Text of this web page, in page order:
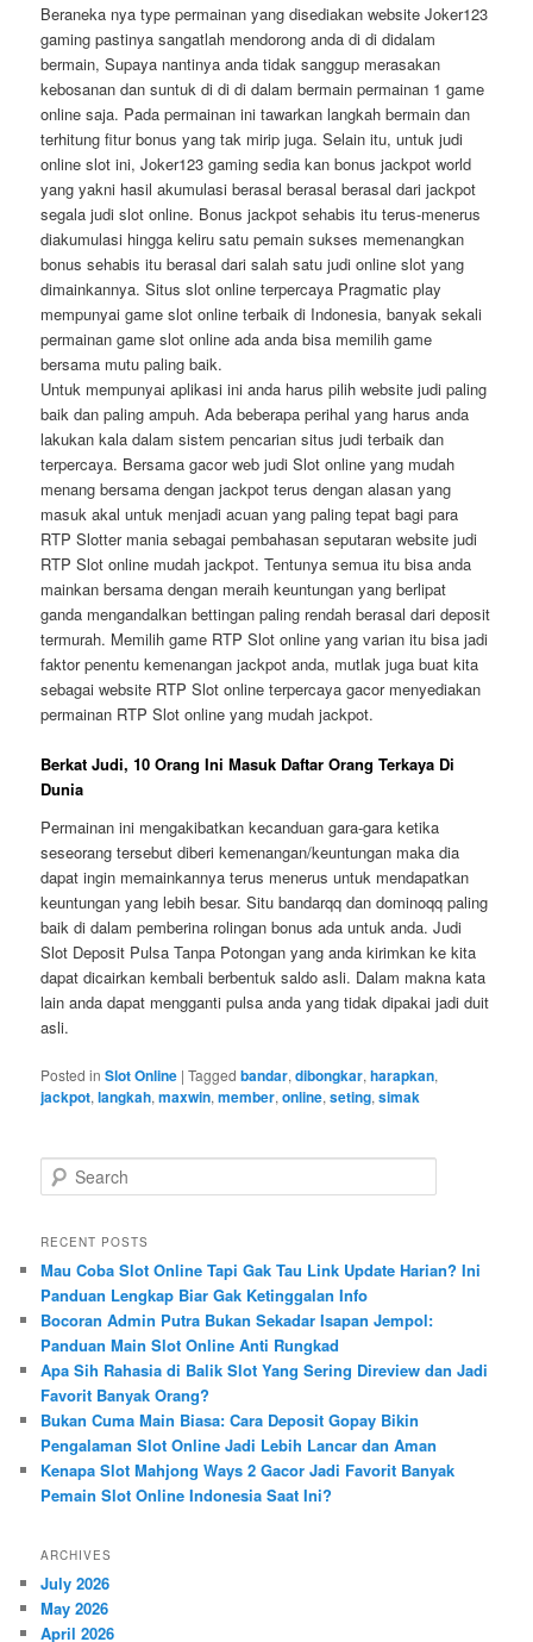
Beraneka nya type permainan yang disediakan website Joker123
gaming pastinya sangatlah mendorong anda di di didalam
bermain, Supaya nantinya anda tidak sanggup merasakan
kebosanan dan suntuk di di di dalam bermain permainan 1 game
online saja. Pada permainan ini tawarkan langkah bermain dan
terhitung fitur bonus yang tak mirip juga. Selain itu, untuk judi
online slot ini, Joker123 gaming sedia kan bonus jackpot world
yang yakni hasil akumulasi berasal berasal berasal dari jackpot
segala judi slot online. Bonus jackpot sehabis itu terus-menerus
diakumulasi hingga keliru satu pemain sukses memenangkan
bonus sehabis itu berasal dari salah satu judi online slot yang
dimainkannya. Situs slot online terpercaya Pragmatic play
mempunyai game slot online terbaik di Indonesia, banyak sekali
permainan game slot online ada anda bisa memilih game
bersama mutu paling baik.
Untuk mempunyai aplikasi ini anda harus pilih website judi paling
baik dan paling ampuh. Ada beberapa perihal yang harus anda
lakukan kala dalam sistem pencarian situs judi terbaik dan
terpercaya. Bersama gacor web judi Slot online yang mudah
menang bersama dengan jackpot terus dengan alasan yang
masuk akal untuk menjadi acuan yang paling tepat bagi para
RTP Slotter mania sebagai pembahasan seputaran website judi
RTP Slot online mudah jackpot. Tentunya semua itu bisa anda
mainkan bersama dengan meraih keuntungan yang berlipat
ganda mengandalkan bettingan paling rendah berasal dari deposit
termurah. Memilih game RTP Slot online yang varian itu bisa jadi
faktor penentu kemenangan jackpot anda, mutlak juga buat kita
sebagai website RTP Slot online terpercaya gacor menyediakan
permainan RTP Slot online yang mudah jackpot.
Berkat Judi, 10 Orang Ini Masuk Daftar Orang Terkaya Di
Dunia
Permainan ini mengakibatkan kecanduan gara-gara ketika
seseorang tersebut diberi kemenangan/keuntungan maka dia
dapat ingin memainkannya terus menerus untuk mendapatkan
keuntungan yang lebih besar. Situ bandarqq dan dominoqq paling
baik di dalam pemberina rolingan bonus ada untuk anda. Judi
Slot Deposit Pulsa Tanpa Potongan yang anda kirimkan ke kita
dapat dicairkan kembali berbentuk saldo asli. Dalam makna kata
lain anda dapat mengganti pulsa anda yang tidak dipakai jadi duit
asli.
Posted in Slot Online |Tagged bandar,dibongkar,harapkan,
jackpot,langkah,maxwin,member,online,seting,simak
e
r
h
RECENT POSTS
Mau Coba Slot Online Tapi Gak Tau Link Update Harian? Ini
Panduan Lengkap Biar Gak Ketinggalan Info
Bocoran Admin Putra Bukan Sekadar Isapan Jempol:
Panduan Main Slot Online Anti Rungkad
Apa Sih Rahasia di Balik Slot Yang Sering Direview dan Jadi
Favorit Banyak Orang?
Bukan Cuma Main Biasa: Cara Deposit Gopay Bikin
Pengalaman Slot Online Jadi Lebih Lancar dan Aman
Kenapa Slot Mahjong Ways 2 Gacor Jadi Favorit Banyak
Pemain Slot Online Indonesia Saat Ini?
ARCHIVES
July 2026
May 2026
April 2026